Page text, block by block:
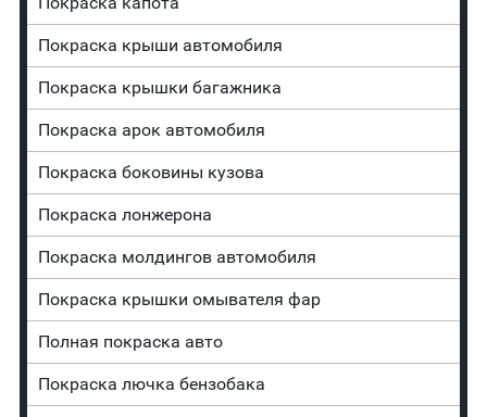
Покраска крыши автомобиля
Покраска крышки багажника
Покраска арок автомобиля
Покраска боковины кузова
Покраска лонжерона
Покраска молдингов автомобиля
Покраска крышки омывателя фар
Полная покраска авто
Покраска лючка бензобака